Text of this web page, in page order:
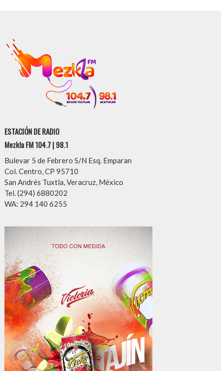
ESTACIÓN DE RADIO
Mezkla FM 104.7 | 98.1
Bulevar 5 de Febrero S/N Esq. Emparan
Col. Centro, CP 95710
San Andrés Tuxtla, Veracruz, México
Tel. (294) 6880202
WA: 294 140 6255